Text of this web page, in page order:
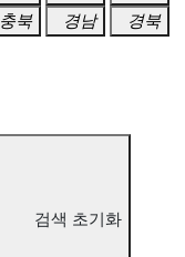
충북 경남
경북
검색 초기화